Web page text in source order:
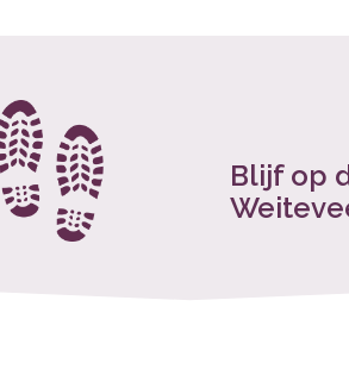
Blijf op